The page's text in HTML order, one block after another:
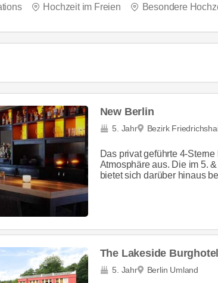
Hochzeit im Freien Besondere
New Berlin
5. Jahr Bezirk
Das privat geführte 4-
Atmosphäre aus. Die im 5.
bietet sich darüber hinaus
The Lakeside
5. Jahr Berlin Umland